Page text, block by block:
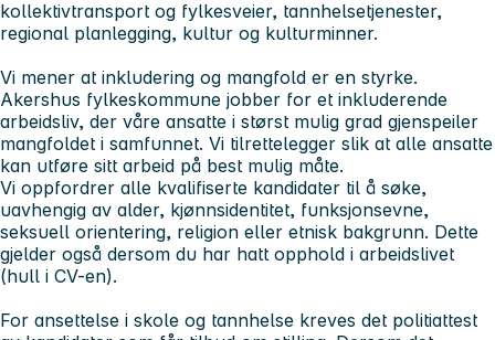
kollektivtransport og fylkesveier, tannhelsetjenester,
regional planlegging, kultur og kulturminner.
Vi mener at inkludering og mangfold er en styrke.
Akershus fylkeskommune jobber for et inkluderende
arbeidsliv, der våre ansatte i størst mulig grad gjenspeiler
mangfoldet i samfunnet. Vi tilrettelegger slik at alle ansatte
kan utføre sitt arbeid på best mulig måte.
Vi oppfordrer alle kvalifiserte kandidater til å søke,
uavhengig av alder, kjønnsidentitet, funksjonsevne,
seksuell orientering, religion eller etnisk bakgrunn. Dette
gjelder også dersom du har hatt opphold i arbeidslivet
(hull i CV-en).
For ansettelse i skole og tannhelse kreves det politiattest